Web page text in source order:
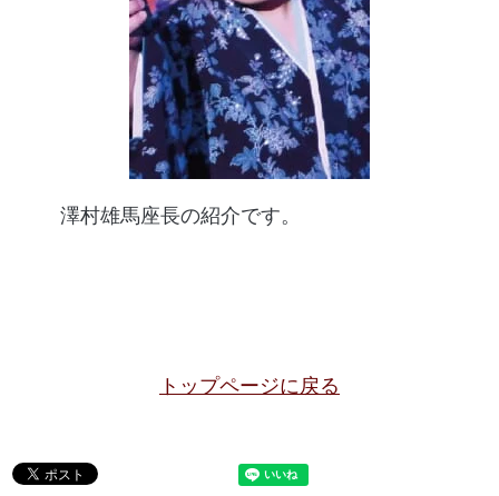
澤村雄馬座長の紹介です。
トップページに戻る